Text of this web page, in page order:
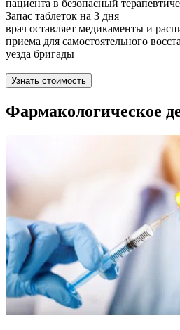
пациента в безопасный
Запас таблеток на 3 дня
врач оставляет медикаменты и
приема для самостоятельного
уезда бригады
Узнать стоимость
Фармакологическое